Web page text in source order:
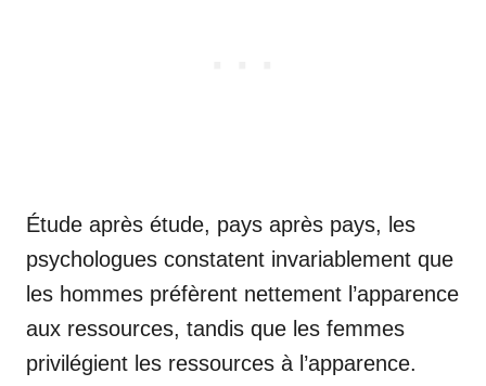
Étude après étude, pays après pays, les
psychologues constatent invariablement que
les hommes préfèrent nettement l’apparence
aux ressources, tandis que les femmes
privilégient les ressources à l’apparence.